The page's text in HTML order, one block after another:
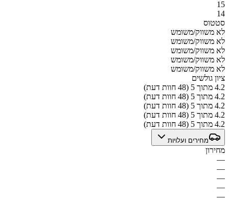
15
14
סטטוס
לא משווק/משומש
לא משווק/משומש
לא משווק/משומש
לא משווק/משומש
לא משווק/משומש
ציון גולשים
4.2 מתוך 5 (48 חוות דעת)
4.2 מתוך 5 (48 חוות דעת)
4.2 מתוך 5 (48 חוות דעת)
4.2 מתוך 5 (48 חוות דעת)
4.2 מתוך 5 (48 חוות דעת)
מחירים ועלויות
מחירון
—
—
—
—
—